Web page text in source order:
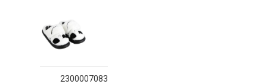
2300007083